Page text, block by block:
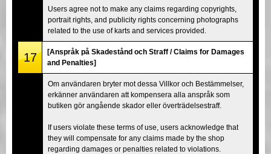
Users agree not to make any claims regarding copyrights,
portrait rights, and publicity rights concerning photographs
related to the use of karts and services provided.
17
[Anspråk på Skadestånd och Straff / Claims for Damages
and Penalties]
Om användaren bryter mot dessa Villkor och Bestämmelser,
erkänner användaren att kompensera alla anspråk som
butiken gör angående skador eller överträdelsestraff.
If users violate these terms of use, users acknowledge that
they will compensate for any claims made by the shop
regarding damages or penalties related to violations.